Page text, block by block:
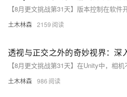
土木林森 2159
土木林森 986